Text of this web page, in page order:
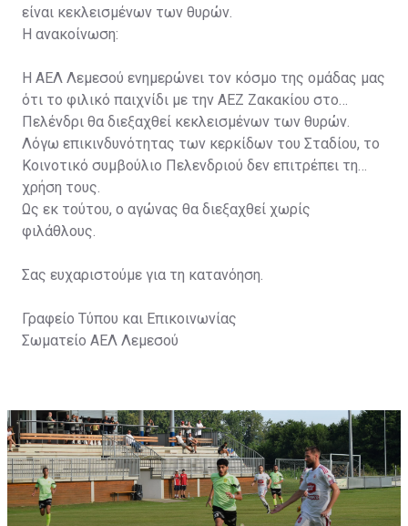
είναι κεκλεισμένων των θυρών.
Η ανακοίνωση:
Η ΑΕΛ Λεμεσού ενημερώνει τον κόσμο της ομάδας μας
ότι το φιλικό παιχνίδι με την ΑΕΖ Ζακακίου στο
Πελένδρι θα διεξαχθεί κεκλεισμένων των θυρών.
Λόγω επικινδυνότητας των κερκίδων του Σταδίου, το
Κοινοτικό συμβούλιο Πελενδριού δεν επιτρέπει τη
χρήση τους.
Ως εκ τούτου, ο αγώνας θα διεξαχθεί χωρίς
φιλάθλους.
Σας ευχαριστούμε για τη κατανόηση.
Γραφείο Τύπου και Επικοινωνίας
Σωματείο ΑΕΛ Λεμεσού